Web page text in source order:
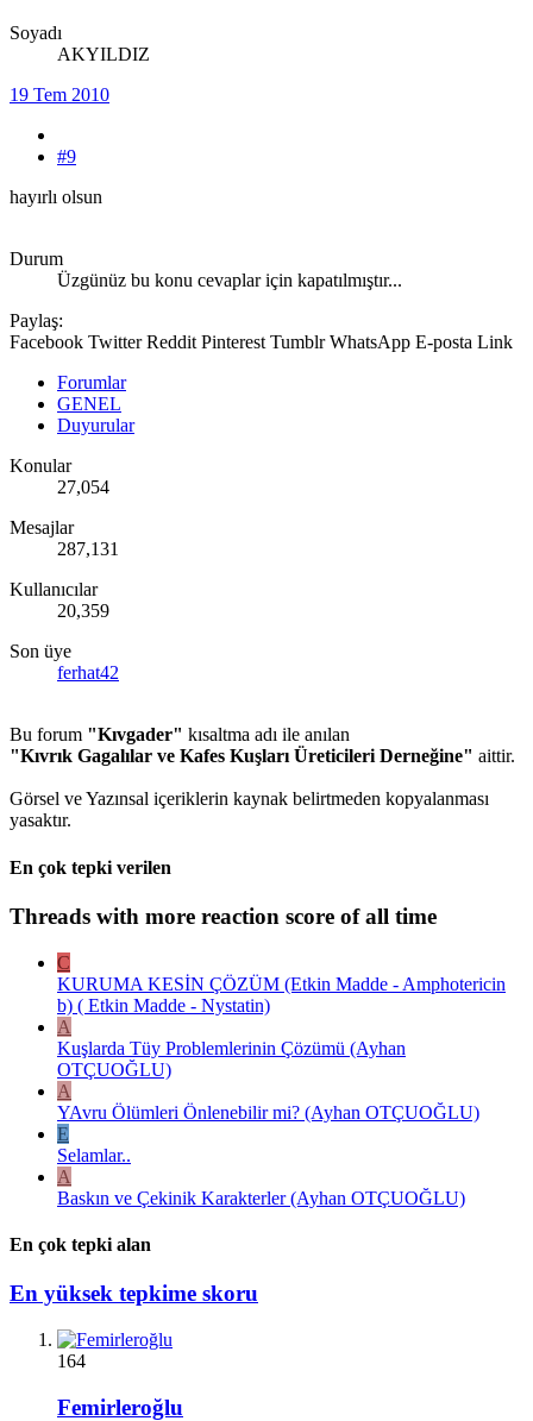
Soyadı
AKYILDIZ
19 Tem 2010
#9
hayırlı olsun
Durum
Üzgünüz bu konu cevaplar için kapatılmıştır...
Paylaş:
Facebook Twitter Reddit Pinterest Tumblr WhatsApp E-posta Link
Forumlar
GENEL
Duyurular
Konular
27,054
Mesajlar
287,131
Kullanıcılar
20,359
Son üye
ferhat42
Bu forum "Kıvgader" kısaltma adı ile anılan
"Kıvrık Gagalılar ve Kafes Kuşları Üreticileri Derneğine" aittir.
Görsel ve Yazınsal içeriklerin kaynak belirtmeden kopyalanması
yasaktır.
En çok tepki verilen
Threads with more reaction score of all time
C
KURUMA KESİN ÇÖZÜM (Etkin Madde - Amphotericin
b) ( Etkin Madde - Nystatin)
A
Kuşlarda Tüy Problemlerinin Çözümü (Ayhan
OTÇUOĞLU)
A
YAvru Ölümleri Önlenebilir mi? (Ayhan OTÇUOĞLU)
E
Selamlar..
A
Baskın ve Çekinik Karakterler (Ayhan OTÇUOĞLU)
En çok tepki alan
En yüksek tepkime skoru
164
Femirleroğlu